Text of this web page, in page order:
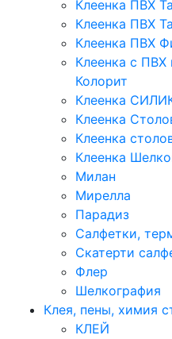
Клеенка ПВХ
Клеенка ПВХ
Клеенка ПВХ
Клеенка с ПВХ
Колорит
Клеенка
Клеенка
Клеенка
Клеенка
Милан
Мирелла
Парадиз
Салфетки,
Скатерти
Флер
Шелкография
Клея, пены, химия
КЛЕЙ